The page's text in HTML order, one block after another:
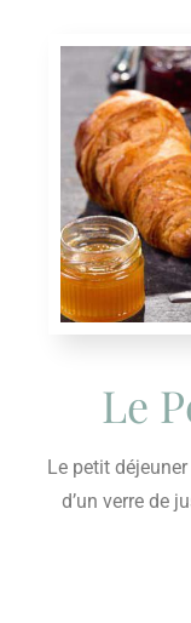
Le
Le petit
d’un verre de